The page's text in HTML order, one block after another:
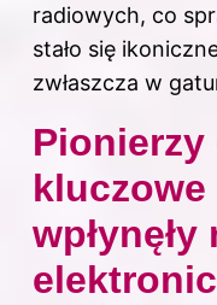
radiowych, co
stało się
zwłaszcza w